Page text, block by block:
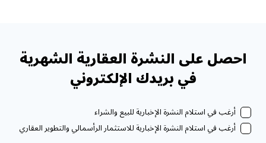
احصل على النشرة العقارية الشهرية
في بريدك الإلكتروني
أرغب في استلام النشرة الإخبارية للبيع والشراء
أرغب في استلام النشرة الإخبارية للاستثمار الرأسمالي والتطوير العقاري